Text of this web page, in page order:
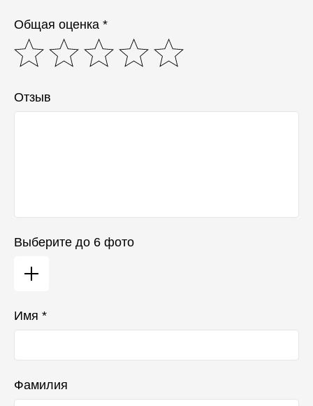
Общая оценка *
Отзыв
Выберите до 6 фото
Имя *
Фамилия